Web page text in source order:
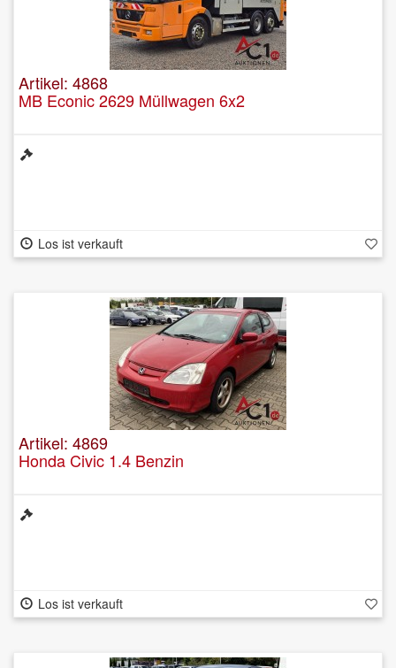
Artikel: 4868
MB Econic 2629 Müllwagen 6x2
Los ist verkauft
Artikel: 4869
Honda Civic 1.4 Benzin
Los ist verkauft